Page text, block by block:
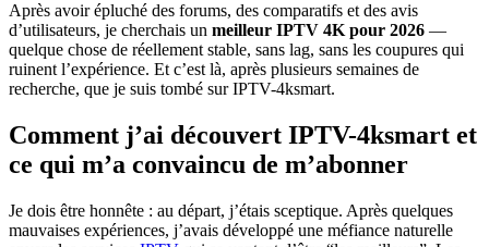
Après avoir épluché des forums, des comparatifs et des avis
d’utilisateurs, je cherchais un meilleur IPTV 4K pour 2026 —
quelque chose de réellement stable, sans lag, sans les coupures qui
ruinent l’expérience. Et c’est là, après plusieurs semaines de
recherche, que je suis tombé sur IPTV-4ksmart.
Comment j’ai découvert IPTV-4ksmart et
ce qui m’a convaincu de m’abonner
Je dois être honnête : au départ, j’étais sceptique. Après quelques
mauvaises expériences, j’avais développé une méfiance naturelle